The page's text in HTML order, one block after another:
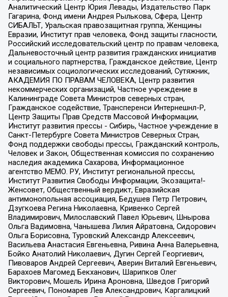
Аналитический Центр Юрия Левады, Издательство Парк
Гагарина, Фонд имени Андрея Рылькова, Сфера, Центр
СИБАЛЬТ, Уральская правозащитная группа, Женщины
Евразии, Институт прав человека, Фонд защиты гласности,
Российский исследовательский центр по правам человека,
Дальневосточный центр развития гражданских инициатив
и социального партнерства, Гражданское действие, Центр
независимых социологических исследований, Сутяжник,
АКАДЕМИЯ ПО ПРАВАМ ЧЕЛОВЕКА, Центр развития
некоммерческих организаций, Частное учреждение в
Калининграде Совета Министров северных стран,
Гражданское содействие, Трансперенси Интернешнл-Р,
Центр Защиты Прав Средств Массовой Информации,
Институт развития прессы - Сибирь, Частное учреждение в
Санкт-Петербурге Совета Министров Северных Стран,
Фонд поддержки свободы прессы, Гражданский контроль,
Человек и Закон, Общественная комиссия по сохранению
наследия академика Сахарова, Информационное
агентство МЕМО. РУ, Институт региональной прессы,
Институт Развития Свободы Информации, Экозащита!-
Женсовет, Общественный вердикт, Евразийская
антимонопольная ассоциация, Бедушев Петр Петрович,
Дзугкоева Регина Николаевна, Кривенко Сергей
Владимирович, Милославский Павел Юрьевич, Шнырова
Ольга Вадимовна, Чанышева Лилия Айратовна, Сидорович
Ольга Борисовна, Туровский Александр Алексеевич,
Васильева Анастасия Евгеньевна, Ривина Анна Валерьевна,
Бойко Анатолий Николаевич, Дугин Сергей Георгиевич,
Пивоваров Андрей Сергеевич, Аверин Виталий Евгеньевич,
Барахоев Магомед Бекханович, Шарипков Олег
Викторович, Мошель Ирина Ароновна, Шведов Григорий
Сергеевич, Пономарев Лев Александрович, Каргалицкий